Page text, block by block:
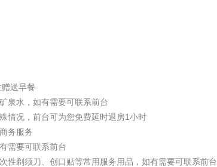
送早餐
泉水，如有需要可联系前台
情况，前台可为您免费延时退房1小时
务服务
需要可联系前台
性剃须刀、创口贴等常用服务用品，如有需要可联系前台